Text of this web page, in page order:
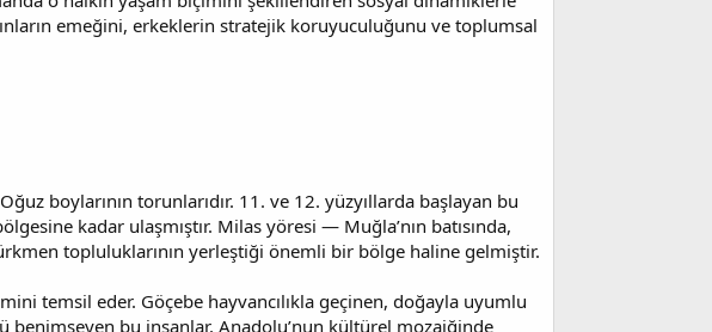
emeğini, erkeklerin stratejik koruyuculuğunu ve toplumsal
boylarının torunlarıdır. 11. ve 12. yüzyıllarda başlayan bu
kadar ulaşmıştır. Milas yöresi — Muğla’nın batısında,
topluluklarının yerleştiği önemli bir bölge haline gelmiştir.
temsil eder. Göçebe hayvancılıkla geçinen, doğayla uyumlu
benimseyen bu insanlar, Anadolu’nun kültürel mozaiğinde